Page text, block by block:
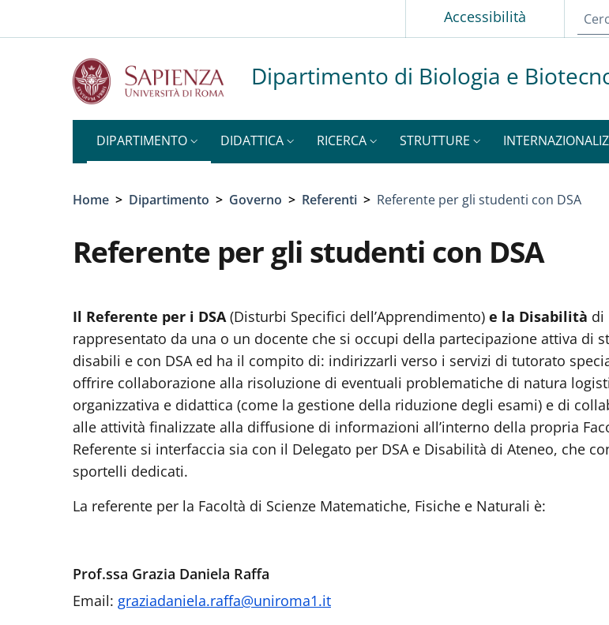
Accessibilità
Dipartimento di Biologia e
DIPARTIMENTO DIDATTICA RICERCA STRUTTURE
Briciole di pane
Home > Dipartimento > Governo > Referenti > Referente per gli studenti con DSA
Referente per gli studenti con DSA
Il Referente per i DSA(Disturbi Specifici dell’Apprendimento) e la Disabilità di
rappresentato da una o un docente che si occupi della partecipazione attiva di
disabili e con DSA ed ha il compito di: indirizzarli verso i servizi di tutorato
offrire collaborazione alla risoluzione di eventuali problematiche di natura
organizzativa e didattica (come la gestione della riduzione degli esami) e di
alle attività finalizzate alla diffusione di informazioni all’interno della propria
Referente si interfaccia sia con il Delegato per DSA e Disabilità di Ateneo, che
sportelli dedicati.
La referente per la Facoltà di Scienze Matematiche, Fisiche e Naturali è:
Prof.ssa Grazia Daniela Raffa
Email: graziadaniela.raffa@uniroma1.it